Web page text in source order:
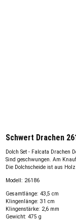
Schwert Drachen
Dolch Set - Falcata Drachen
Sind geschwungen. Am
Die Dolchscheide ist aus
Modell: 26186
Gesamtlänge: 43,5 cm
Klingenlänge: 31 cm
Klingenstärke: 2,6 mm
Gewicht: 475 g